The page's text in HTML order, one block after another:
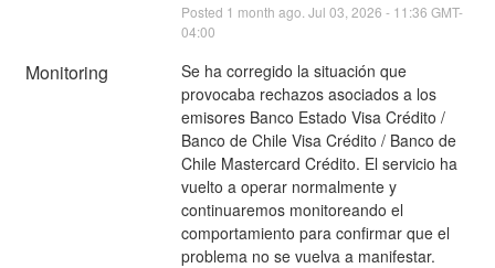
Posted 1 month ago. Jul 03 2026 - 11:36 GMT-
04:00
Monitoring
Se ha corregido la situación que
provocaba rechazos asociados a los
emisores Banco Estado Visa Crédito /
Banco de Chile Visa Crédito / Banco de
Chile Mastercard Crédito. El servicio ha
vuelto a operar normalmente y
continuaremos monitoreando el
comportamiento para confirmar que el
problema no se vuelva a manifestar.